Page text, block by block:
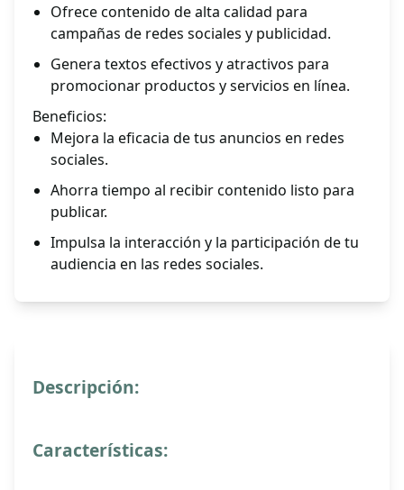
Ofrece contenido de alta calidad para
campañas de redes sociales y publicidad.
Genera textos efectivos y atractivos para
promocionar productos y servicios en línea.
Beneficios:
Mejora la eficacia de tus anuncios en redes
sociales.
Ahorra tiempo al recibir contenido listo para
publicar.
Impulsa la interacción y la participación de tu
audiencia en las redes sociales.
Descripción:
Características: